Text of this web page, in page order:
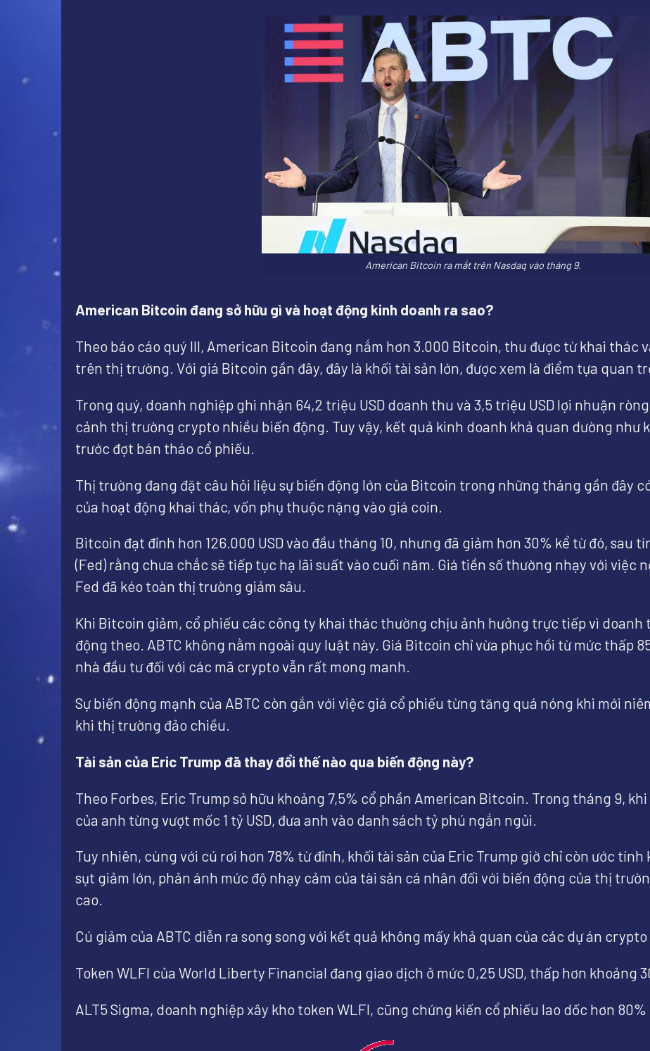
American Bitcoin ra mắt trên Nasdaq vào tháng 9.
American Bitcoin đang sở hữu gì và hoạt động kinh doanh ra sao?
Theo báo cáo quý III, American Bitcoin đang nắm hơn 3.000 Bitcoin, thu được từ khai thác
trên thị trường. Với giá Bitcoin gần đây, đây là khối tài sản lớn, được xem là điểm tựa quan
Trong quý, doanh nghiệp ghi nhận 64,2 triệu USD doanh thu và 3,5 triệu USD lợi nhuận
cảnh thị trường crypto nhiều biến động. Tuy vậy, kết quả kinh doanh khả quan dường như
trước đợt bán tháo cổ phiếu.
Thị trường đang đặt câu hỏi liệu sự biến động lớn của Bitcoin trong những tháng gần đây
của hoạt động khai thác, vốn phụ thuộc nặng vào giá coin.
Bitcoin đạt đỉnh hơn 126.000 USD vào đầu tháng 10, nhưng đã giảm hơn 30% kể từ đó, sau
(Fed) rằng chưa chắc sẽ tiếp tục hạ lãi suất vào cuối năm. Giá tiền số thường nhạy với việc
Fed đã kéo toàn thị trường giảm sâu.
Khi Bitcoin giảm, cổ phiếu các công ty khai thác thường chịu ảnh hưởng trực tiếp vì doanh
động theo. ABTC không nằm ngoài quy luật này. Giá Bitcoin chỉ vừa phục hồi từ mức thấp
nhà đầu tư đối với các mã crypto vẫn rất mong manh.
Sự biến động mạnh của ABTC còn gắn với việc giá cổ phiếu từng tăng quá nóng khi mới
khi thị trường đảo chiều.
Tài sản của Eric Trump đã thay đổi thế nào qua biến động này?
Theo Forbes, Eric Trump sở hữu khoảng 7,5% cổ phần American Bitcoin. Trong tháng 9,
của anh từng vượt mốc 1 tỷ USD, đưa anh vào danh sách tỷ phú ngắn ngủi.
Tuy nhiên, cùng với cú rơi hơn 78% từ đỉnh, khối tài sản của Eric Trump giờ chỉ còn ước tính
sụt giảm lớn, phản ánh mức độ nhạy cảm của tài sản cá nhân đối với biến động của thị
cao.
Cú giảm của ABTC diễn ra song song với kết quả không mấy khả quan của các dự án
Token WLFI của World Liberty Financial đang giao dịch ở mức 0,25 USD, thấp hơn khoảng
ALT5 Sigma, doanh nghiệp xây kho token WLFI, cũng chứng kiến cổ phiếu lao dốc hơn